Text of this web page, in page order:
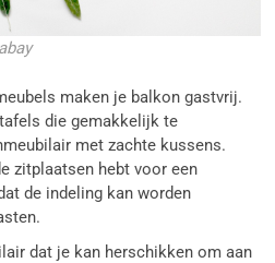
maken je balkon gastvrij.
die gemakkelijk te
met zachte kussens.
zitplaatsen hebt voor een
de indeling kan worden
dat je kan herschikken om aan